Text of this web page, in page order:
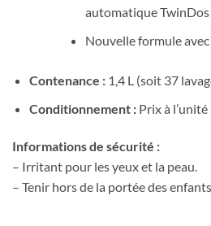
automatique TwinDos
Nouvelle formule
Contenance : 1,4 L (soit 37
Conditionnement : Prix à
Informations de sécurité :
– Irritant pour les yeux et la peau.
– Tenir hors de la portée des enfants.